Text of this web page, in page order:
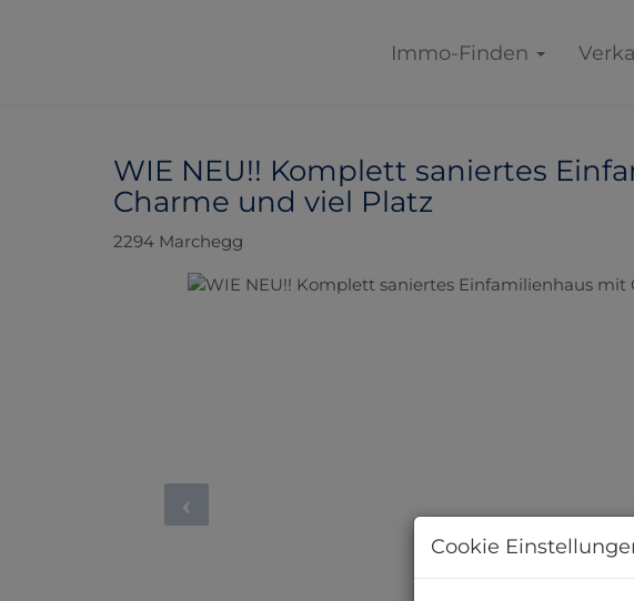
Immo-Finden
WIE NEU!! Komplett saniertes
Charme und viel Platz
2294 Marchegg
Cookie